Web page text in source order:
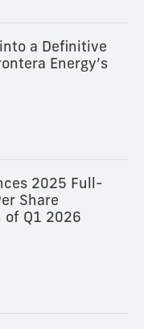
a Definitive
Energy’s
2025 Full-
Share
of Q1 2026